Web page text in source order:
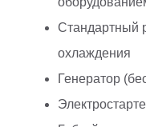
Стандартный
охлаждения
Генератор